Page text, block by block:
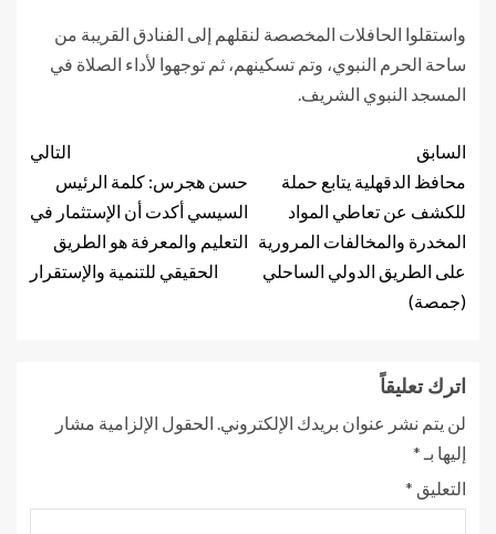
واستقلوا الحافلات المخصصة لنقلهم إلى الفنادق القريبة من
ساحة الحرم النبوي، وتم تسكينهم، ثم توجهوا لأداء الصلاة في
المسجد النبوي الشريف.
السابق
محافظ الدقهلية يتابع حملة
للكشف عن تعاطي المواد
المخدرة والمخالفات المرورية
على الطريق الدولي الساحلي
(جمصة)
التالي
حسن هجرس: كلمة الرئيس
السيسي أكدت أن الإستثمار في
التعليم والمعرفة هو الطريق
الحقيقي للتنمية والإستقرار
اترك تعليقاً
لن يتم نشر عنوان بريدك الإلكتروني. الحقول الإلزامية مشار
إليها بـ *
التعليق *